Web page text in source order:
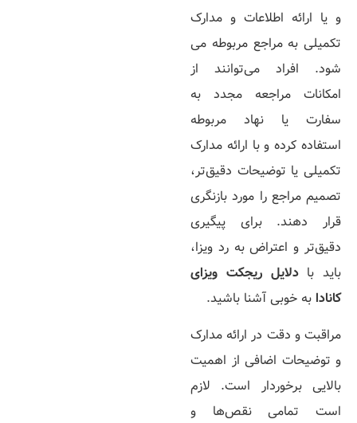
و یا ارائه اطلاعات و مدارک
تکمیلی به مراجع مربوطه می­‌
شود. افراد می­‌توانند از
امکانات مراجعه مجدد به
سفارت یا نهاد مربوطه
استفاده کرده و با ارائه مدارک
تکمیلی یا توضیحات دقیق‌­تر،
تصمیم مراجع را مورد بازنگری
قرار دهند. برای پیگیری
دقیق‌­تر و اعتراض به رد ویزا،
باید بادلایل ریجکت ویزای
کانادا به خوبی آشنا باشید.
مراقبت و دقت در ارائه مدارک
و توضیحات اضافی از اهمیت
بالایی برخوردار است. لازم
است تمامی نقص‌­ها و